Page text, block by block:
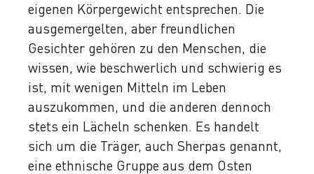
eigenen Körpergewicht entsprechen. Die
ausgemergelten, aber freundlichen
Gesichter gehören zu den Menschen, die
wissen, wie beschwerlich und schwierig es
ist, mit wenigen Mitteln im Leben
auszukommen, und die anderen dennoch
stets ein Lächeln schenken. Es handelt
sich um die Träger, auch Sherpas genannt,
eine ethnische Gruppe aus dem Osten